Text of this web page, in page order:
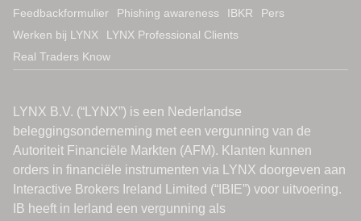
Feedbackformulier
Phishing awareness IBKR
Pers
Werken bij LYNX
LYNX Professional Clients
Real Traders Know